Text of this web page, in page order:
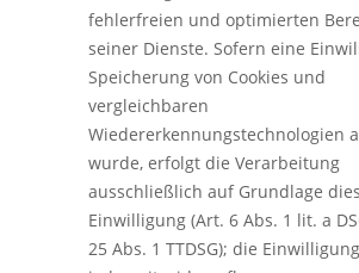
fehlerfreien und optimierten
seiner Dienste. Sofern eine
Speicherung von Cookies und
vergleichbaren
Wiedererkennungstechnologien
wurde, erfolgt die Verarbeitung
ausschließlich auf Grundlage
Einwilligung (Art. 6 Abs. 1 lit. a
25 Abs. 1 TTDSG); die